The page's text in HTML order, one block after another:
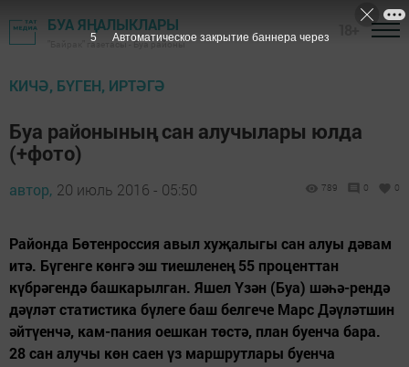
БУА ЯҢАЛЫКЛАРЫ
"Байрак" газетасы - Буа районы
КИЧӘ, БҮГЕН, ИРТӘГӘ
Буа районының сан алучылары юлда
(+фото)
автор, 20 июль 2016 - 05:50 789 0 0
Районда Бөтенроссия авыл хуҗалыгы сан алуы дәвам
итә. Бүгенге көнгә эш тиешленең 55 проценттан
күбрәгендә башкарылган. Яшел Үзән (Буа) шәһә-рендә
дәүләт статистика бүлеге баш белгече Марс Дәүләтшин
әйтүенчә, кам-пания оешкан төстә, план буенча бара.
28 сан алучы көн саен үз маршрутлары буенча
5 Автоматическое закрытие баннера через